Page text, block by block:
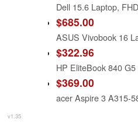
$685.00
$322.96
$369.00
v1.35